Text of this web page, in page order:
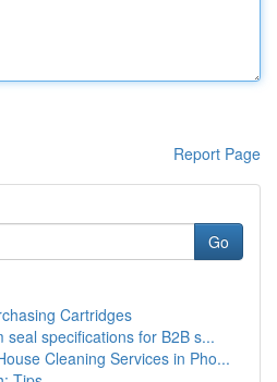
Report Page
Go
Cartridges
seal specifications for B2B s...
Cleaning Services in Pho...